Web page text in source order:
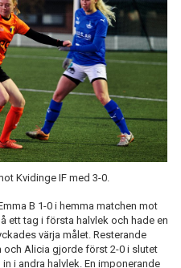
Kvidinge IF med 3-0.
B 1-0 i hemma matchen mot
ett tag i första halvlek och hade en
värja målet. Resterande
och Alicia gjorde först 2-0 i slutet
i andra halvlek. En imponerande